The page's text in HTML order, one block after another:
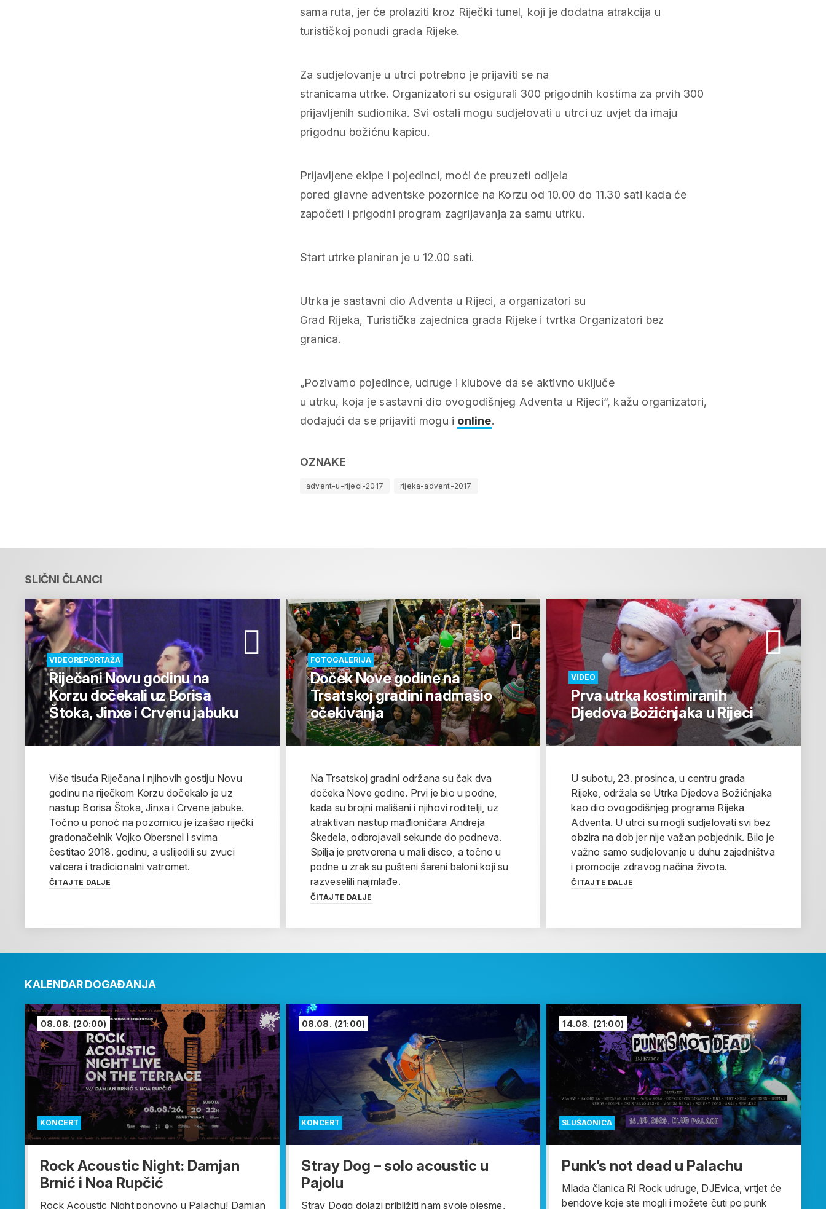
sama ruta, jer će prolaziti kroz Riječki tunel, koji je dodatna atrakcija u
turističkoj ponudi grada Rijeke.
Za sudjelovanje u utrci potrebno je prijaviti se na
stranicama utrke. Organizatori su osigurali 300 prigodnih kostima za prvih 300
prijavljenih sudionika. Svi ostali mogu sudjelovati u utrci uz uvjet da imaju
prigodnu božićnu kapicu.
Prijavljene ekipe i pojedinci, moći će preuzeti odijela
pored glavne adventske pozornice na Korzu od 10.00 do 11.30 sati kada će
započeti i prigodni program zagrijavanja za samu utrku.
Start utrke planiran je u 12.00 sati.
Utrka je sastavni dio Adventa u Rijeci, a organizatori su
Grad Rijeka, Turistička zajednica grada Rijeke i tvrtka Organizatori bez
granica.
„Pozivamo pojedince, udruge i klubove da se aktivno uključe
u utrku, koja je sastavni dio ovogodišnjeg Adventa u Rijeci“, kažu organizatori,
dodajući da se prijaviti mogu i online.
OZNAKE
advent-u-rijeci-2017 rijeka-advent-2017
SLIČNI ČLANCI
VIDEOREPORTAŽA
Riječani Novu godinu na
Korzu dočekali uz Borisa
Štoka, Jinxe i Crvenu jabuku
Više tisuća Riječana i njihovih gostiju Novu
godinu na riječkom Korzu dočekalo je uz
nastup Borisa Štoka, Jinxa i Crvene jabuke.
Točno u ponoć na pozornicu je izašao riječki
gradonačelnik Vojko Obersnel i svima
čestitao 2018. godinu, a uslijedili su zvuci
valcera i tradicionalni vatromet.
ČITAJTE DALJE
FOTOGALERIJA
Doček Nove godine na
Trsatskoj gradini nadmašio
očekivanja
Na Trsatskoj gradini održana su čak dva
dočeka Nove godine. Prvi je bio u podne,
kada su brojni mališani i njihovi roditelji, uz
atraktivan nastup mađioničara Andreja
Škedela, odbrojavali sekunde do podneva.
Spilja je pretvorena u mali disco, a točno u
podne u zrak su pušteni šareni baloni koji su
razveselili najmlađe.
ČITAJTE DALJE
VIDEO
Prva utrka kostimiranih
Djedova Božićnjaka u Rijeci
U subotu, 23. prosinca, u centru grada
Rijeke, održala se Utrka Djedova Božićnjaka
kao dio ovogodišnjeg programa Rijeka
Adventa. U utrci su mogli sudjelovati svi bez
obzira na dob jer nije važan pobjednik. Bilo je
važno samo sudjelovanje u duhu zajedništva
i promocije zdravog načina života.
ČITAJTE DALJE
KALENDAR DOGAĐANJA
KONCERT
08.08. (20:00)
Rock Acoustic Night: Damjan
Brnić i Noa Rupčić
Rock Acoustic Night ponovno u Palachu! Damjan
KONCERT
08.08. (21:00)
Stray Dog – solo acoustic u
Pajolu
Stray Dogg dolazi približiti nam svoje pjesme,
SLUŠAONICA
14.08. (21:00)
Punk’s not dead u Palachu
Mlada članica Ri Rock udruge, DJEvica, vrtjet će
bendove koje ste mogli i možete čuti po punk